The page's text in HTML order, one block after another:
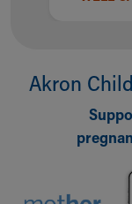
Akron